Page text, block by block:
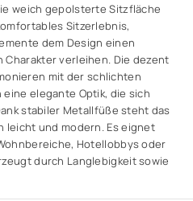
weich gepolsterte Sitzfläche
Sitzerlebnis,
dem Design einen
verleihen. Die dezent
mit der schlichten
elegante Optik, die sich
stabiler Metallfüße steht das
leicht und modern. Es eignet
Hotellobbys oder
durch Langlebigkeit sowie